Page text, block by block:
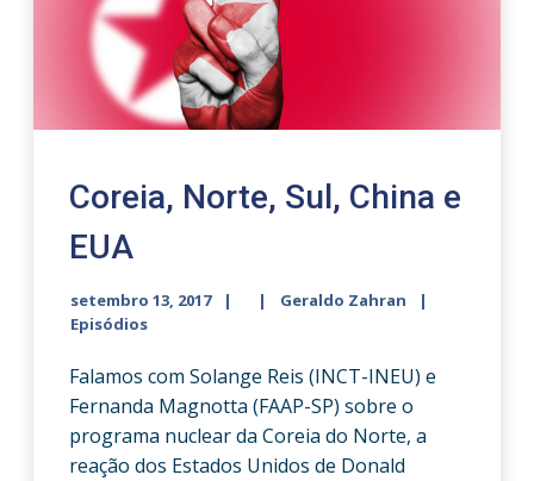
Coreia, Norte, Sul, China e
EUA
setembro 13, 2017
Geraldo Zahran
Episódios
Falamos com Solange Reis (INCT-INEU) e
Fernanda Magnotta (FAAP-SP) sobre o
programa nuclear da Coreia do Norte, a
reação dos Estados Unidos de Donald